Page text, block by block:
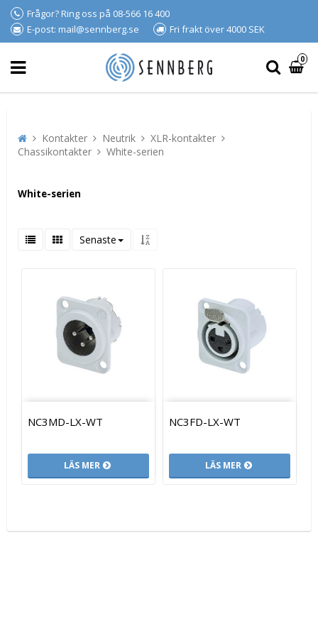
Frågor? Ring oss på 08-566 16 400
E-post: mail@sennberg.se
Fri frakt över 4000 SEK
0
Kontakter Neutrik
XLR-kontakter
Chassikontakter
White-serien
White-serien
Senaste
NC3MD-LX-WT
LÄS MER
NC3FD-LX-WT
LÄS MER